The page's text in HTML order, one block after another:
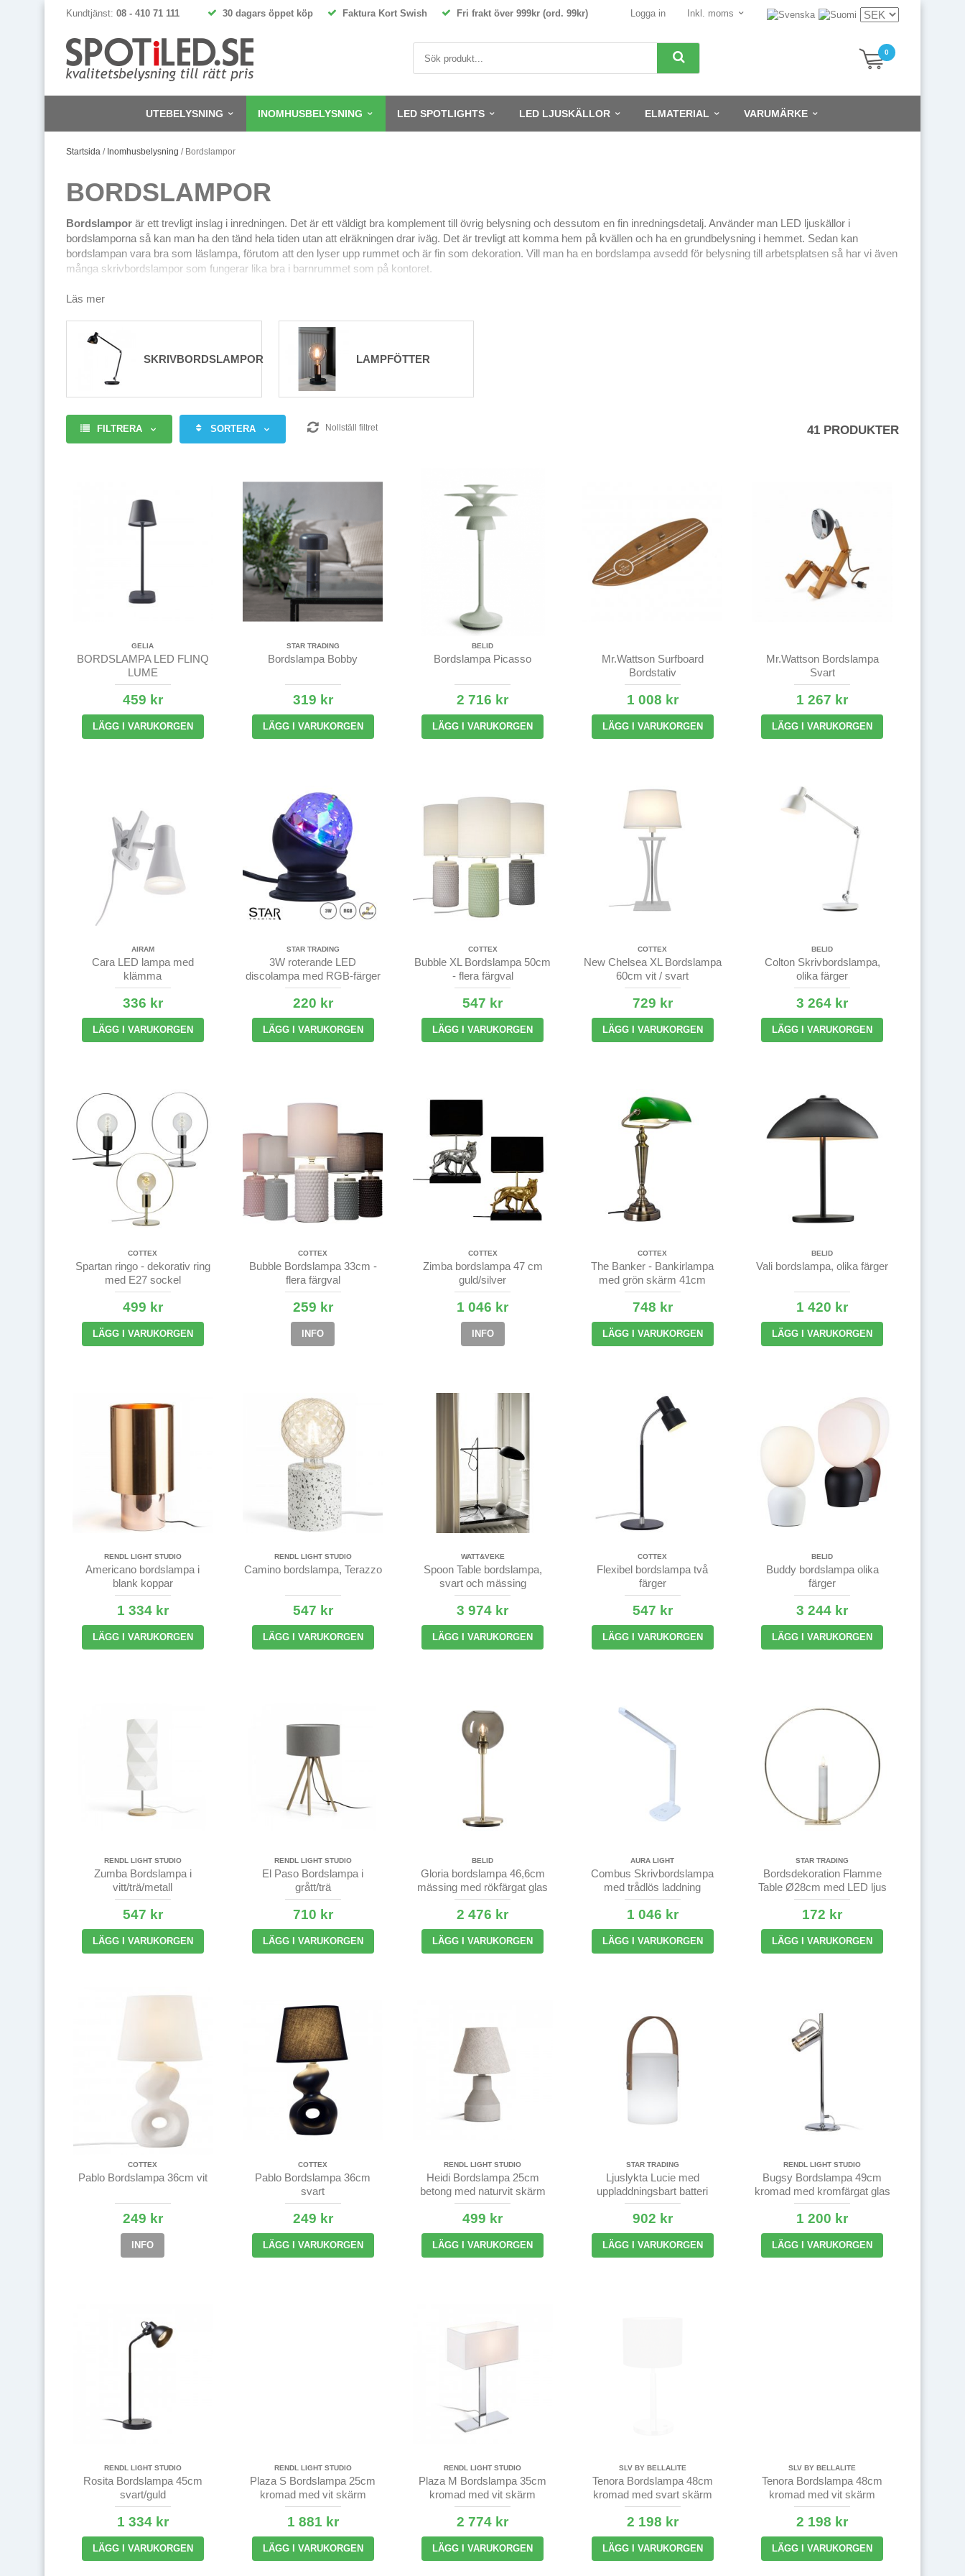
Kundtjänst: 08 - 410 71 111 Logga in Inkl. moms
30 dagars öppet köp Faktura Kort Swish Fri frakt över 999kr (ord. 99kr)
0
UTEBELYSNING INOMHUSBELYSNING LED SPOTLIGHTS LED LJUSKÄLLOR ELMATERIAL VARUMÄRKE
Startsida / Inomhusbelysning / Bordslampor
BORDSLAMPOR
Bordslampor är ett trevligt inslag i inredningen. Det är ett väldigt bra komplement till övrig belysning och dessutom en fin inredningsdetalj. Använder man LED ljuskällor i
bordslamporna så kan man ha den tänd hela tiden utan att elräkningen drar iväg. Det är trevligt att komma hem på kvällen och ha en grundbelysning i hemmet. Sedan kan
bordslampan vara bra som läslampa, förutom att den lyser upp rummet och är fin som dekoration. Vill man ha en bordslampa avsedd för belysning till arbetsplatsen så har vi även
många skrivbordslampor som fungerar lika bra i barnrummet som på kontoret.
man skall ha den till, vill man främst ha bordslampan som dekorationsbelysning så kan man med fördel välja en ljuskälla med en varm färgtemperatur, mellan 1800-2600K med låg
effekt. Skall den användas som läslampa är rekommendationen att använda en något starkare ljuskälla med ett inte fullt så varmt ljus, mellan ca 2700-3000K.
Vill man ha möjlighet att dimra lampan, det är inget problem. Det finns sladdimmer som man kan komplettera med om man vill ha möjlighet att dimra lampan på ett enkelt sätt.
Både de som sätts direkt i uttaget och sådana som monteras på lampsladden. Då behöver man välja en dimbar ljuskälla för att ha möjlighet att dimra den.
Läs mer
SKRIVBORDSLAMPOR LAMPFÖTTER
FILTRERA SORTERA Nollställ filtret 41 PRODUKTER
GELIA
BORDSLAMPA LED FLINQ
LUME
UPPLADDNINGSBAR IP44
459 kr
LÄGG I VARUKORGEN
STAR TRADING
Bordslampa Bobby
319 kr
LÄGG I VARUKORGEN
BELID
Bordslampa Picasso
2 716 kr
LÄGG I VARUKORGEN
Mr.Wattson Surfboard
Bordstativ
1 008 kr
LÄGG I VARUKORGEN
Mr.Wattson Bordslampa
Svart
1 267 kr
LÄGG I VARUKORGEN
AIRAM
Cara LED lampa med
klämma
336 kr
LÄGG I VARUKORGEN
STAR TRADING
3W roterande LED
discolampa med RGB-färger
220 kr
LÄGG I VARUKORGEN
COTTEX
Bubble XL Bordslampa 50cm
- flera färgval
547 kr
LÄGG I VARUKORGEN
COTTEX
New Chelsea XL Bordslampa
60cm vit / svart
729 kr
LÄGG I VARUKORGEN
BELID
Colton Skrivbordslampa,
olika färger
3 264 kr
LÄGG I VARUKORGEN
COTTEX
Spartan ringo - dekorativ ring
med E27 sockel
499 kr
LÄGG I VARUKORGEN
COTTEX
Bubble Bordslampa 33cm -
flera färgval
259 kr
INFO
COTTEX
Zimba bordslampa 47 cm
guld/silver
1 046 kr
INFO
COTTEX
The Banker - Bankirlampa
med grön skärm 41cm
748 kr
LÄGG I VARUKORGEN
BELID
Vali bordslampa, olika färger
1 420 kr
LÄGG I VARUKORGEN
RENDL LIGHT STUDIO
Americano bordslampa i
blank koppar
1 334 kr
LÄGG I VARUKORGEN
RENDL LIGHT STUDIO
Camino bordslampa, Terazzo
547 kr
LÄGG I VARUKORGEN
WATT&VEKE
Spoon Table bordslampa,
svart och mässing
3 974 kr
LÄGG I VARUKORGEN
COTTEX
Flexibel bordslampa två
färger
547 kr
LÄGG I VARUKORGEN
BELID
Buddy bordslampa olika
färger
3 244 kr
LÄGG I VARUKORGEN
RENDL LIGHT STUDIO
Zumba Bordslampa i
vitt/trä/metall
547 kr
LÄGG I VARUKORGEN
RENDL LIGHT STUDIO
El Paso Bordslampa i
grått/trä
710 kr
LÄGG I VARUKORGEN
BELID
Gloria bordslampa 46,6cm
mässing med rökfärgat glas
2 476 kr
LÄGG I VARUKORGEN
AURA LIGHT
Combus Skrivbordslampa
med trådlös laddning
1 046 kr
LÄGG I VARUKORGEN
STAR TRADING
Bordsdekoration Flamme
Table Ø28cm med LED ljus
15cm
172 kr
LÄGG I VARUKORGEN
COTTEX
Pablo Bordslampa 36cm vit
249 kr
INFO
COTTEX
Pablo Bordslampa 36cm
svart
249 kr
LÄGG I VARUKORGEN
RENDL LIGHT STUDIO
Heidi Bordslampa 25cm
betong med naturvit skärm
499 kr
LÄGG I VARUKORGEN
STAR TRADING
Ljuslykta Lucie med
uppladdningsbart batteri
902 kr
LÄGG I VARUKORGEN
RENDL LIGHT STUDIO
Bugsy Bordslampa 49cm
kromad med kromfärgat glas
1 200 kr
LÄGG I VARUKORGEN
RENDL LIGHT STUDIO
Rosita Bordslampa 45cm
svart/guld
1 334 kr
LÄGG I VARUKORGEN
RENDL LIGHT STUDIO
Plaza S Bordslampa 25cm
kromad med vit skärm
1 881 kr
LÄGG I VARUKORGEN
RENDL LIGHT STUDIO
Plaza M Bordslampa 35cm
kromad med vit skärm
2 774 kr
LÄGG I VARUKORGEN
SLV BY BELLALITE
Tenora Bordslampa 48cm
kromad med svart skärm
2 198 kr
LÄGG I VARUKORGEN
SLV BY BELLALITE
Tenora Bordslampa 48cm
kromad med vit skärm
2 198 kr
LÄGG I VARUKORGEN